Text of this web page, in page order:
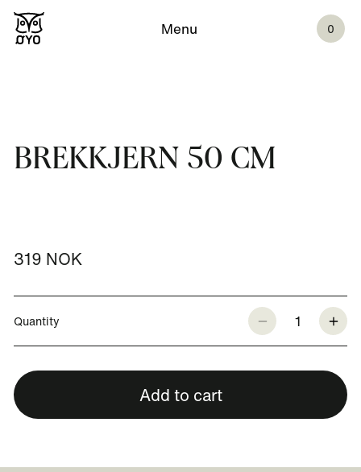
Menu 0
BREKKJERN 50 CM
319 NOK
Quantity 1
Add to cart